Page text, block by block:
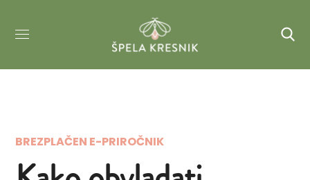
BREZPLAČEN E-PRIROČNIK